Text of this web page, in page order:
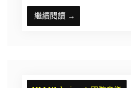
繼續閱讀 →